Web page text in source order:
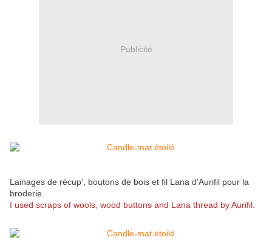
Publicité
Lainages de récup', boutons de bois et fil Lana d'Aurifil pour la
broderie.
I used scraps of wools, wood buttons and Lana thread by Aurifil.